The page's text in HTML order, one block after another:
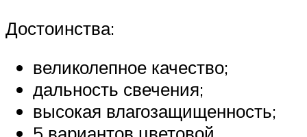
Достоинства:
великолепное качество;
дальность свечения;
высокая влагозащищенность;